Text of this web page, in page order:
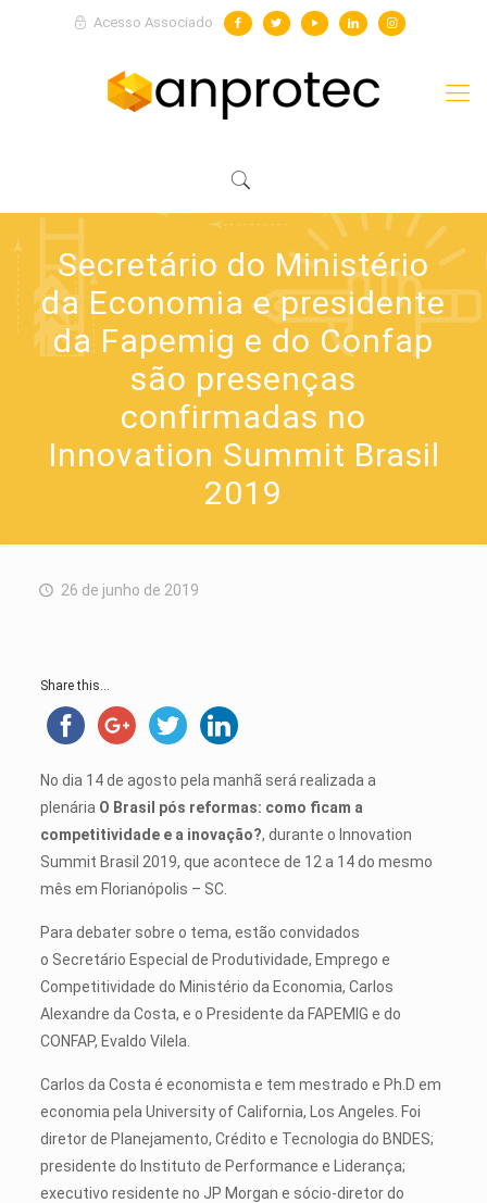
Acesso Associado
Secretário do Ministério
da Economia e presidente
da Fapemig e do Confap
são presenças
confirmadas no
Innovation Summit Brasil
2019
26 de junho de 2019
Share this...
No dia 14 de agosto pela manhã será realizada a
plenária O Brasil pós reformas: como ficam a
competitividade e a inovação?, durante o Innovation
Summit Brasil 2019, que acontece de 12 a 14 do mesmo
mês em Florianópolis – SC.
Para debater sobre o tema, estão convidados
o Secretário Especial de Produtividade, Emprego e
Competitividade do Ministério da Economia, Carlos
Alexandre da Costa, e o Presidente da FAPEMIG e do
CONFAP, Evaldo Vilela.
Carlos da Costa é economista e tem mestrado e Ph.D em
economia pela University of California, Los Angeles. Foi
diretor de Planejamento, Crédito e Tecnologia do BNDES;
presidente do Instituto de Performance e Liderança;
executivo residente no JP Morgan e sócio-diretor do